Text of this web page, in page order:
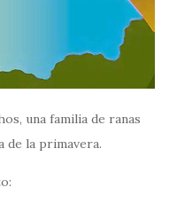
una familia de ranas
de la primavera.